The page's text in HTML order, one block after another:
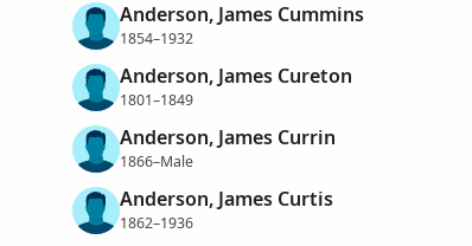
Anderson, James Cummins
1854–1932
Anderson, James Cureton
1801–1849
Anderson, James Currin
1866–Male
Anderson, James Curtis
1862–1936